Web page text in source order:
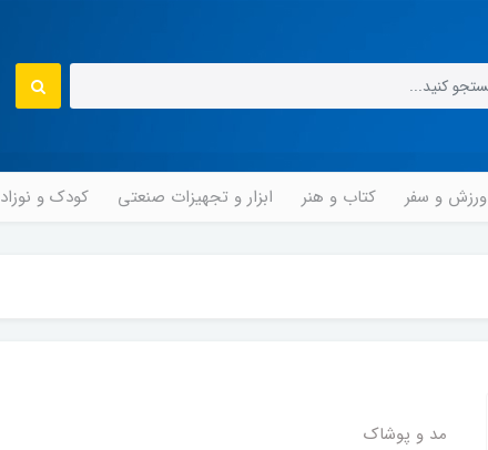
ورزش و سفر کتاب و هنر ابزار و تجهیزات صنعتی کودک و نوزاد
مد و پوشاک